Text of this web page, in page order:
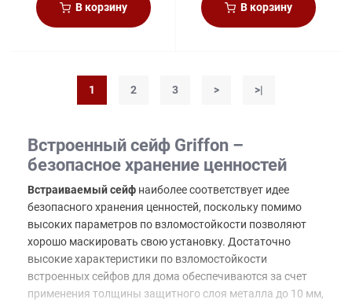
В корзину В корзину
1 2 3 > >|
Встроенный сейф Griffon –
безопасное хранение ценностей
Встраиваемый сейф наиболее соответствует идее
безопасного хранения ценностей, поскольку помимо
высоких параметров по взломостойкости позволяют
хорошо маскировать свою установку. Достаточно
высокие характеристики по взломостойкости
встроенных сейфов для дома обеспечиваются за счет
применения толщины защитного слоя металла до 10 мм,